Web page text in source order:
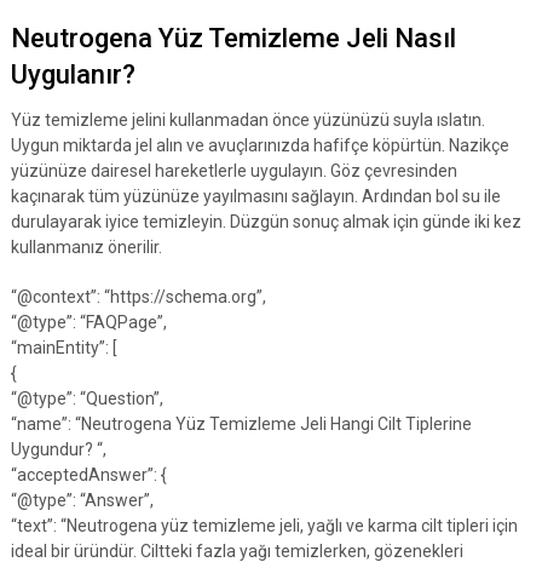
Neutrogena Yüz Temizleme Jeli Nasıl
Uygulanır?
Yüz temizleme jelini kullanmadan önce yüzünüzü suyla ıslatın.
Uygun miktarda jel alın ve avuçlarınızda hafifçe köpürtün. Nazikçe
yüzünüze dairesel hareketlerle uygulayın. Göz çevresinden
kaçınarak tüm yüzünüze yayılmasını sağlayın. Ardından bol su ile
durulayarak iyice temizleyin. Düzgün sonuç almak için günde iki kez
kullanmanız önerilir.
“@context”: “https://schema.org”,
“@type”: “FAQPage”,
“mainEntity”: [
{
“@type”: “Question”,
“name”: “Neutrogena Yüz Temizleme Jeli Hangi Cilt Tiplerine
Uygundur? “,
“acceptedAnswer”: {
“@type”: “Answer”,
“text”: “Neutrogena yüz temizleme jeli, yağlı ve karma cilt tipleri için
ideal bir üründür. Ciltteki fazla yağı temizlerken, gözenekleri